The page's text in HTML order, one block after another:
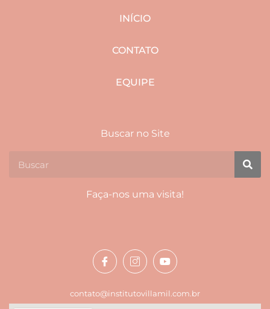
INÍCIO
CONTATO
EQUIPE
Buscar no Site
Faça-nos uma visita!
contato@institutovillamil.com.br